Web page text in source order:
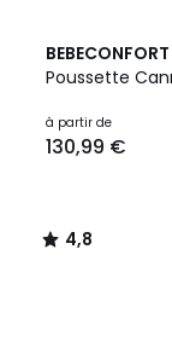
BEBECONFORT
Poussette
à partir de
130,99 €
4,8
/ 5
2
Couleurs
4,8
/